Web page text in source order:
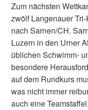
Zum nächsten
zwölf Langenauer
nach Sarnen/CH.
Luzern in den Urner
üblichen Schwimm-
besondere
auf dem Rundkurs
was nicht immer
auch eine Teamstaffel.